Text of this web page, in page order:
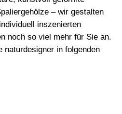
– wir gestalten
inszenierten
noch so viel mehr für Sie an.
naturdesigner in folgenden